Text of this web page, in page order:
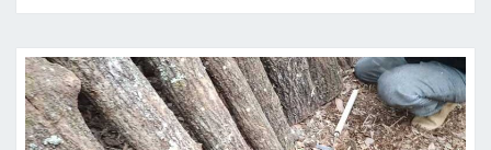
加
栽
整
備